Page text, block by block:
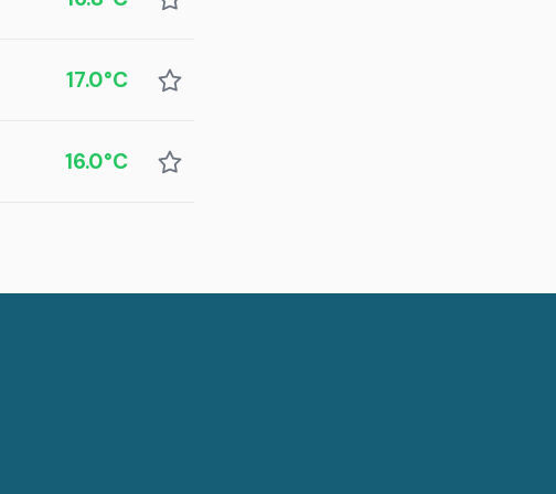
17.0°C
16.0°C